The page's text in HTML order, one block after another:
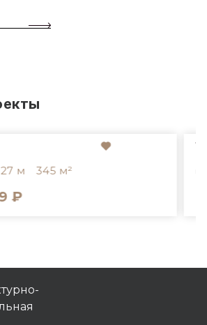
кирпич. Размер блоков различен
112-240